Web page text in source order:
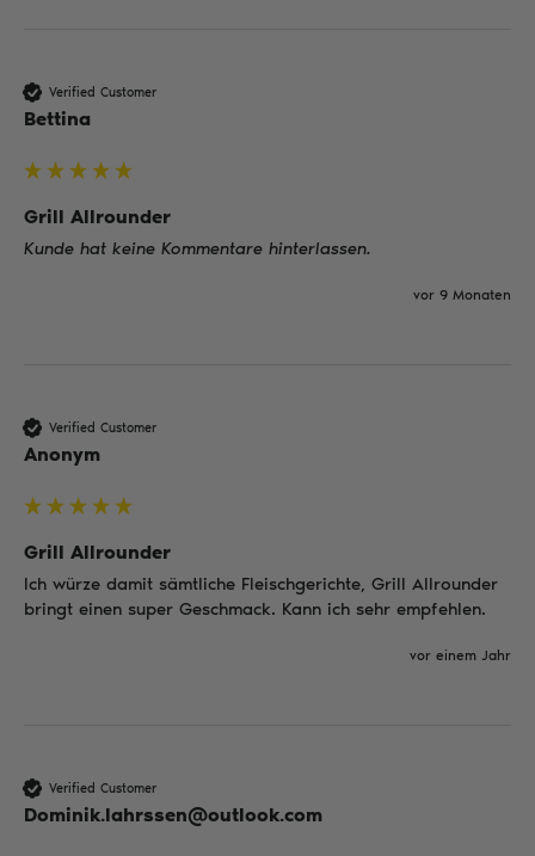
Verified Customer
Bettina
Grill Allrounder
Kunde hat keine Kommentare hinterlassen.
vor 9 Monaten
Verified Customer
Anonym
Grill Allrounder
Ich würze damit sämtliche Fleischgerichte, Grill Allrounder
bringt einen super Geschmack. Kann ich sehr empfehlen.
vor einem Jahr
Verified Customer
Dominik.lahrssen@outlook.com